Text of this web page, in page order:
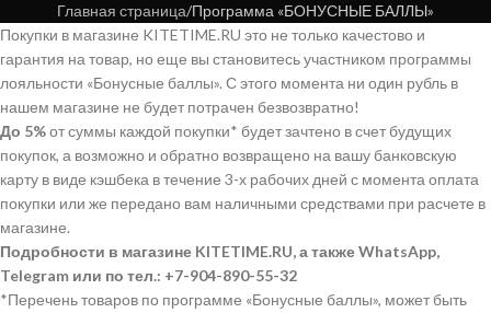
Главная страница Программа «БОНУСНЫЕ БАЛЛЫ»
Покупки в магазине KITETIME.RU это не только качестово и
гарантия на товар, но еще вы становитесь участником программы
лояльности «Бонусные баллы». С этого момента ни один рубль в
нашем магазине не будет потрачен безвозвратно!
До 5%от суммы каждой покупки* будет зачтено в счет будущих
покупок, а возможно и обратно возвращено на вашу банковскую
карту в виде кэшбека в течение 3-х рабочих дней с момента оплата
покупки или же передано вам наличными средствами при расчете в
магазине.
Подробности в магазине KITETIME.RU, а также WhatsApp,
Telegram или по тел.: +7-904-890-55-32
*Перечень товаров по программе «Бонусные баллы», может быть